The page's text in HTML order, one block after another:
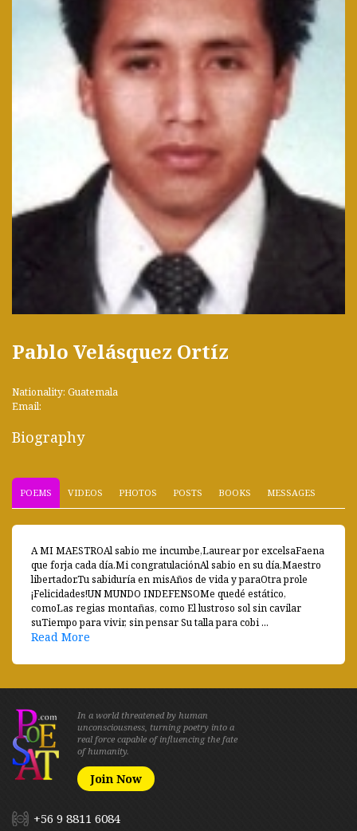
Pablo Velásquez Ortíz
Nationality: Guatemala
Email:
Biography
POEMS VIDEOS PHOTOS POSTS BOOKS MESSAGES
A MI MAESTROAl sabio me incumbe,Laurear por excelsaFaena
que forja cada día.Mi congratulaciónAl sabio en su día,Maestro
libertador.Tu sabiduría en misAños de vida y paraOtra prole
¡Felicidades!UN MUNDO INDEFENSOMe quedé estático,
comoLas regias montañas, como El lustroso sol sin cavilar
suTiempo para vivir, sin pensar Su talla para cobi ...
Read More
In a world threatened by human
unconsciousness, turning poetry into a
real force capable of influencing the fate
of humanity.
Join Now
+56 9 8811 6084